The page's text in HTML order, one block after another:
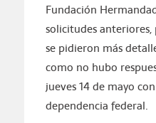
Fundación
solicitudes
se pidieron más
como no hubo
jueves 14 de mayo
dependencia federal.